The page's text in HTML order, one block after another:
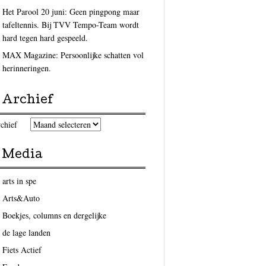
Het Parool 20 juni: Geen pingpong maar
tafeltennis. Bij TVV Tempo-Team wordt
hard tegen hard gespeeld.
MAX Magazine: Persoonlijke schatten vol
herinneringen.
Archief
Media
arts in spe
Arts&Auto
Boekjes, columns en dergelijke
de lage landen
Fiets Actief